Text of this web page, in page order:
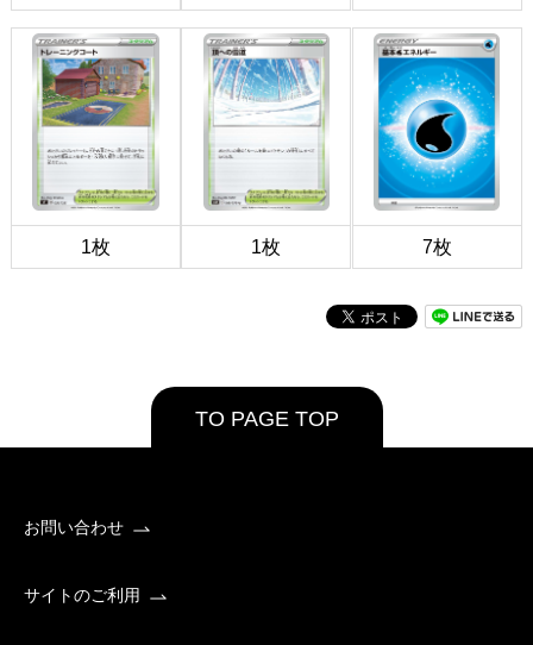
1枚 1枚 7枚
TO PAGE TOP
お問い合わせ
サイトのご利用